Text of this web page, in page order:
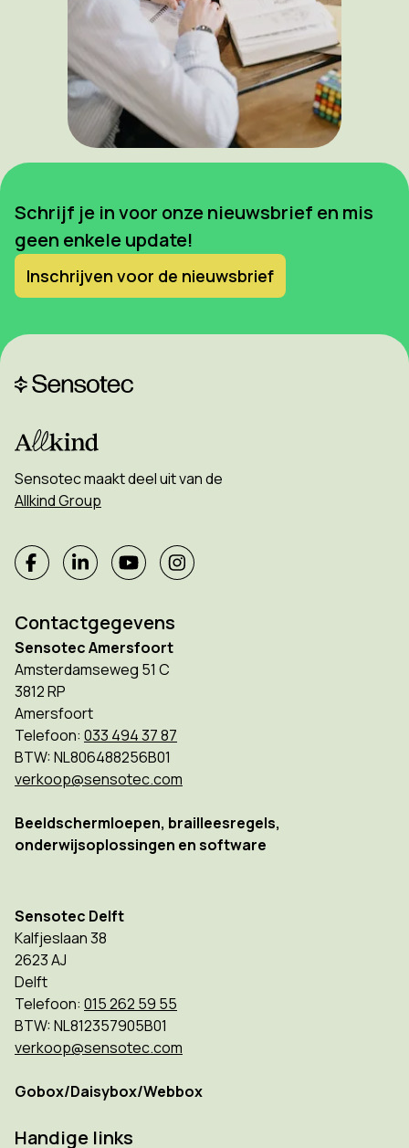
Schrijf je in voor onze nieuwsbrief en mis
geen enkele update!
Inschrijven voor de nieuwsbrief
Sensotec maakt deel uit van de
Allkind Group
Contactgegevens
Sensotec Amersfoort
Amsterdamseweg 51 C
3812 RP
Amersfoort
Telefoon: 033 494 37 87
BTW: NL806488256B01
verkoop@sensotec.com
Beeldschermloepen, brailleesregels,
onderwijsoplossingen en software
Sensotec Delft
Kalfjeslaan 38
2623 AJ
Delft
Telefoon: 015 262 59 55
BTW: NL812357905B01
verkoop@sensotec.com
Gobox/Daisybox/Webbox
Handige links